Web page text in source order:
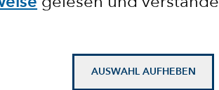
AUSWAHL AUFHEBEN